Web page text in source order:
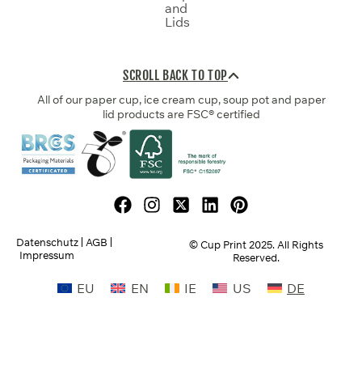
and
Lids
SCROLL BACK TO TOP
All of our paper cup, ice cream cup, soup pot and paper
lid products are FSC® certified
© Cup Print2025. All Rights
Reserved.
Datenschutz
AGB
Impressum
EU EN IE US DE